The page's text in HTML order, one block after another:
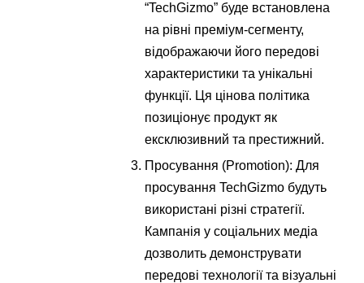
“TechGizmo” буде встановлена
на рівні преміум-сегменту,
відображаючи його передові
характеристики та унікальні
функції. Ця цінова політика
позиціонує продукт як
ексклюзивний та престижний.
Просування (Promotion): Для
просування TechGizmo будуть
використані різні стратегії.
Кампанія у соціальних медіа
дозволить демонструвати
передові технології та візуальні